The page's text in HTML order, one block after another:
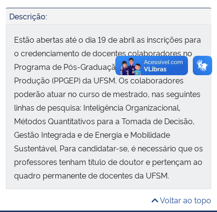
Secretaria-Geral
Gabinete de Segurança Institucional
Advocacia-Geral da União
Banco Central do Brasil
Planalto
Descrição:
Estão abertas até o dia 19 de abril as inscrições para
o credenciamento de docentes colaboradores no
Programa de Pós-Graduação em Engenharia de
Produção (PPGEP) da UFSM. Os colaboradores
poderão atuar no curso de mestrado, nas seguintes
linhas de pesquisa: Inteligência Organizacional,
Métodos Quantitativos para a Tomada de Decisão,
Gestão Integrada e de Energia e Mobilidade
Sustentável. Para candidatar-se, é necessário que os
professores tenham título de doutor e pertençam ao
quadro permanente de docentes da UFSM.
Voltar ao topo